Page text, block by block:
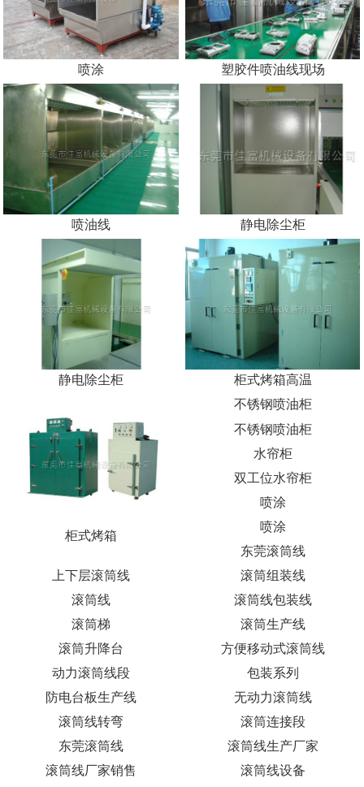
喷涂 塑胶件喷油线现场
喷油线 静电除尘柜
静电除尘柜 柜式烤箱高温
柜式烤箱
不锈钢喷油柜
不锈钢喷油柜
水帘柜
双工位水帘柜
喷涂
喷涂
东莞滚筒线
上下层滚筒线
滚筒组装线
滚筒线
滚筒线包装线
滚筒梯
滚筒生产线
滚筒升降台
方便移动式滚筒线
动力滚筒线段
包装系列
防电台板生产线
无动力滚筒线
滚筒线转弯
滚筒连接段
东莞滚筒线
滚筒线生产厂家
滚筒线厂家销售
滚筒线设备